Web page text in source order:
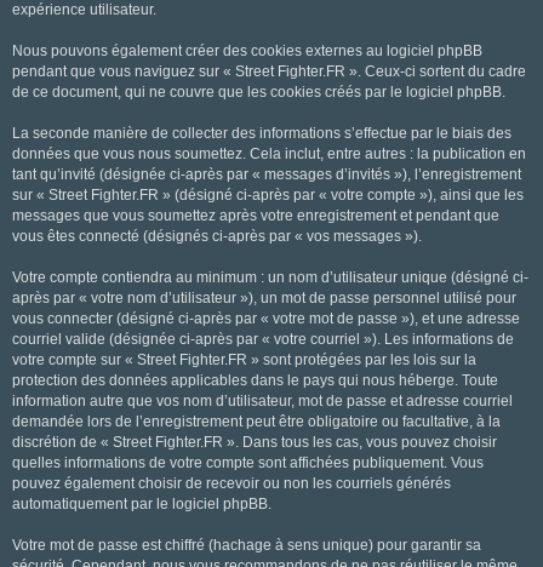
expérience utilisateur.
Nous pouvons également créer des cookies externes au logiciel phpBB
pendant que vous naviguez sur « Street Fighter.FR ». Ceux-ci sortent du cadre
de ce document, qui ne couvre que les cookies créés par le logiciel phpBB.
La seconde manière de collecter des informations s’effectue par le biais des
données que vous nous soumettez. Cela inclut, entre autres : la publication en
tant qu’invité (désignée ci-après par « messages d’invités »), l’enregistrement
sur « Street Fighter.FR » (désigné ci-après par « votre compte »), ainsi que les
messages que vous soumettez après votre enregistrement et pendant que
vous êtes connecté (désignés ci-après par « vos messages »).
Votre compte contiendra au minimum : un nom d’utilisateur unique (désigné ci-
après par « votre nom d’utilisateur »), un mot de passe personnel utilisé pour
vous connecter (désigné ci-après par « votre mot de passe »), et une adresse
courriel valide (désignée ci-après par « votre courriel »). Les informations de
votre compte sur « Street Fighter.FR » sont protégées par les lois sur la
protection des données applicables dans le pays qui nous héberge. Toute
information autre que vos nom d’utilisateur, mot de passe et adresse courriel
demandée lors de l’enregistrement peut être obligatoire ou facultative, à la
discrétion de « Street Fighter.FR ». Dans tous les cas, vous pouvez choisir
quelles informations de votre compte sont affichées publiquement. Vous
pouvez également choisir de recevoir ou non les courriels générés
automatiquement par le logiciel phpBB.
Votre mot de passe est chiffré (hachage à sens unique) pour garantir sa